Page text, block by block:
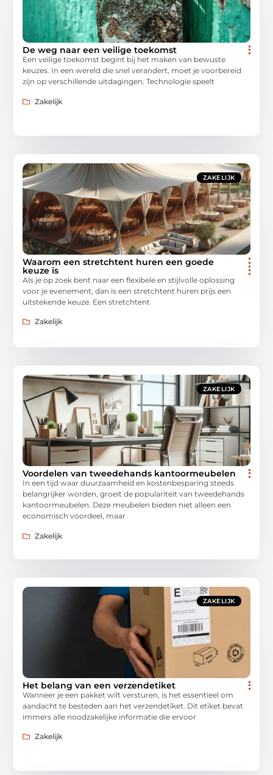
De weg naar een veilige toekomst
Een veilige toekomst begint bij het maken van bewuste
keuzes. In een wereld die snel verandert, moet je voorbereid
zijn op verschillende uitdagingen. Technologie speelt
Zakelijk
ZAKELIJK
Waarom een stretchtent huren een goede
keuze is
Als je op zoek bent naar een flexibele en stijlvolle oplossing
voor je evenement, dan is een stretchtent huren prijs een
uitstekende keuze. Een stretchtent
Zakelijk
ZAKELIJK
Voordelen van tweedehands kantoormeubelen
In een tijd waar duurzaamheid en kostenbesparing steeds
belangrijker worden, groeit de populariteit van tweedehands
kantoormeubelen. Deze meubelen bieden niet alleen een
economisch voordeel, maar
Zakelijk
ZAKELIJK
Het belang van een verzendetiket
Wanneer je een pakket wilt versturen, is het essentieel om
aandacht te besteden aan het verzendetiket. Dit etiket bevat
immers alle noodzakelijke informatie die ervoor
Zakelijk